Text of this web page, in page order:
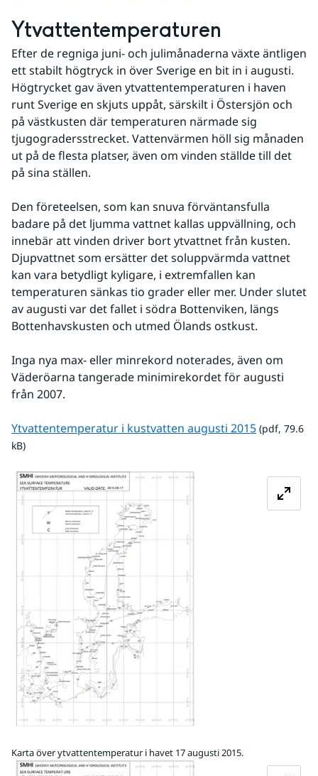
Ytvattentemperaturen
Efter de regniga juni- och julimånaderna växte äntligen
ett stabilt högtryck in över Sverige en bit in i augusti.
Högtrycket gav även ytvattentemperaturen i haven
runt Sverige en skjuts uppåt, särskilt i Östersjön och
på västkusten där temperaturen närmade sig
tjugogradersstrecket. Vattenvärmen höll sig månaden
ut på de flesta platser, även om vinden ställde till det
på sina ställen.
Den företeelsen, som kan snuva förväntansfulla
badare på det ljumma vattnet kallas uppvällning, och
innebär att vinden driver bort ytvattnet från kusten.
Djupvattnet som ersätter det soluppvärmda vattnet
kan vara betydligt kyligare, i extremfallen kan
temperaturen sänkas tio grader eller mer. Under slutet
av augusti var det fallet i södra Bottenviken, längs
Bottenhavskusten och utmed Ölands ostkust.
Inga nya max- eller minrekord noterades, även om
Väderöarna tangerade minimirekordet för augusti
från 2007.
Ytvattentemperatur i kustvatten augusti 2015pdf, 79.6
(pdf, 79.6
kB)
Karta över ytvattentemperatur i havet 17 augusti 2015.
Förstora bilden